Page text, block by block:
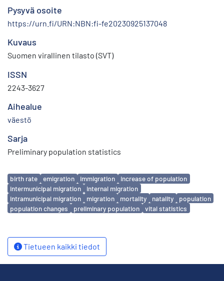
Pysyvä osoite
https://urn.fi/URN:NBN:fi-fe20230925137048
Kuvaus
Suomen virallinen tilasto (SVT)
ISSN
2243-3627
Aihealue
väestö
Sarja
Preliminary population statistics
Avainsanat
birth rate emigration immigration
increase of population
intermunicipal migration
internal migration
intramunicipal migration
migration mortality natality
population
population changes
preliminary population vital statistics
Tietueen kaikki tiedot